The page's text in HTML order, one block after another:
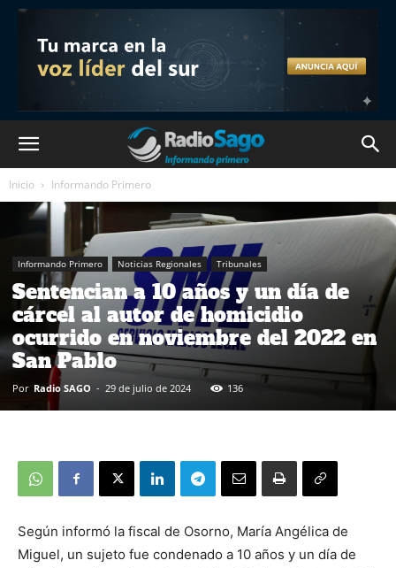
Inicio Informando Primero
Informando Primero Noticias Regionales Tribunales
Sentencian a 10 años y un día de
cárcel al autor de homicidio
ocurrido en noviembre del 2022 en
San Pablo
Por Radio SAGO - 29 de julio de 2024 136
Según informó la fiscal de Osorno, María Angélica de
Miguel, un sujeto fue condenado a 10 años y un día de